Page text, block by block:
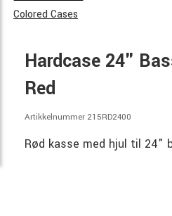
Colored Cases
Hardcase 24"
Red
Artikkelnummer 215RD2400
Rød kasse med hjul til 24"